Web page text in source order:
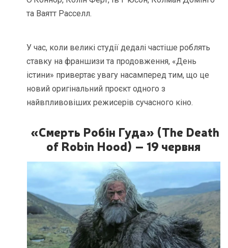
та Ваятт Расселл.
У час, коли великі студії дедалі частіше роблять
ставку на франшизи та продовження, «День
істини» привертає увагу насамперед тим, що це
новий оригінальний проєкт одного з
найвпливовіших режисерів сучасного кіно.
«Смерть Робін Гуда» (The Death
of Robin Hood) – 19 червня